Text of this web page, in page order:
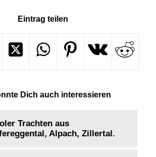
Eintrag teilen
Dich auch interessieren
Trachten aus
Alpach, Zillertal.